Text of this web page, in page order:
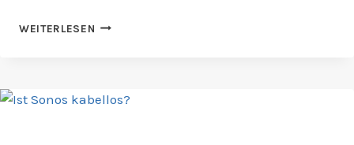
WEITERLESEN SIND